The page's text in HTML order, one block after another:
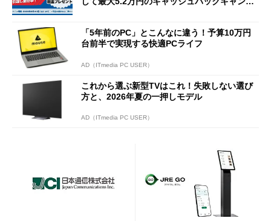
「5年前のPC」とこんなに違う！予算10万円
台前半で実現する快適PCライフ
AD（ITmedia PC USER）
これから選ぶ新型TVはこれ！失敗しない選び
方と、2026年夏の一押しモデル
AD（ITmedia PC USER）